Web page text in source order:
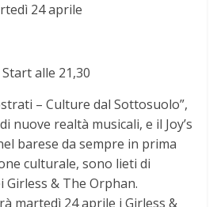
24 aprile
Start alle 21,30
– Culture dal Sottosuolo”,
nuove realtà musicali, e il Joy’s
barese da sempre in prima
culturale, sono lieti di
Girless & The Orphan.
martedì 24 aprile i Girless &